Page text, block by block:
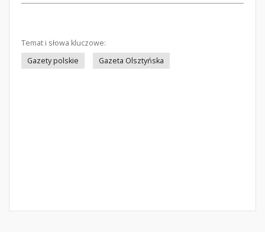
Temat i słowa kluczowe:
Gazety polskie
Gazeta Olsztyńska